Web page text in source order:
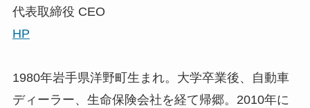
代表取締役 CEO
HP
1980年岩手県洋野町生まれ。大学卒業後、自動車
ディーラー、生命保険会社を経て帰郷。2010年に